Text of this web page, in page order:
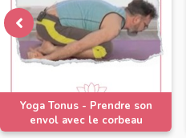
Yoga Tonus - Prendre son
envol avec le corbeau